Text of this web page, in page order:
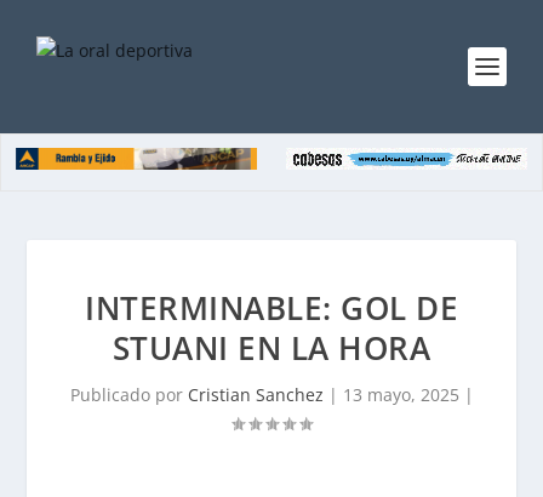
INTERMINABLE: GOL DE
STUANI EN LA HORA
Publicado por Cristian Sanchez | 13 mayo, 2025 |